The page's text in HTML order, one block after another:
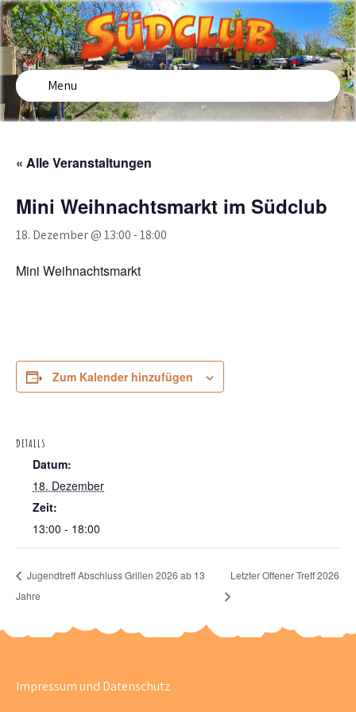
Skip
to
content
SÜDCLUB
Freizeiteinrichtung für Kinder und Jugendliche in
Menu
« Alle Veranstaltungen
Mini Weihnachtsmarkt im Südclub
18. Dezember @ 13:00-18:00
Mini Weihnachtsmarkt
Zum Kalender hinzufügen
DETAILS
Datum:
18. Dezember
Zeit:
13:00 - 18:00
Jugendtreff Abschluss Grillen 2026 ab 13
Jahre
Letzter Offener Treff 2026
Impressum und Datenschutz